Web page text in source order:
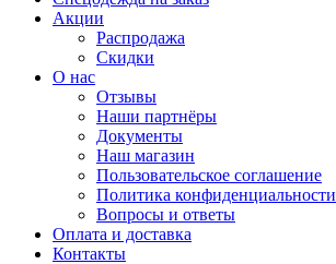
Акции
Распродажа
Скидки
О нас
Отзывы
Наши партнёры
Документы
Наш магазин
Пользовательское соглашение
Политика конфиденциальности
Вопросы и ответы
Оплата и доставка
Контакты